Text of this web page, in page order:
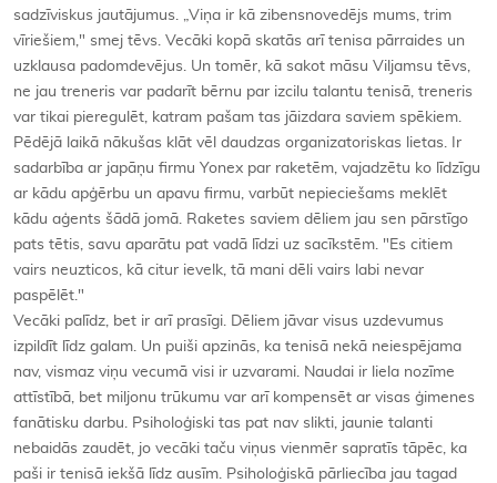
sadzīviskus jautājumus. „Viņa ir kā zibensnovedējs mums, trim
vīriešiem," smej tēvs. Vecāki kopā skatās arī tenisa pārraides un
uzklausa padomdevējus. Un tomēr, kā sakot māsu Viljamsu tēvs,
ne jau treneris var padarīt bērnu par izcilu talantu tenisā, treneris
var tikai pieregulēt, katram pašam tas jāizdara saviem spēkiem.
Pēdējā laikā nākušas klāt vēl daudzas organizatoriskas lietas. Ir
sadarbība ar japāņu firmu Yonex par raketēm, vajadzētu ko līdzīgu
ar kādu apģērbu un apavu firmu, varbūt nepieciešams meklēt
kādu aģents šādā jomā. Raketes saviem dēliem jau sen pārstīgo
pats tētis, savu aparātu pat vadā līdzi uz sacīkstēm. "Es citiem
vairs neuzticos, kā citur ievelk, tā mani dēli vairs labi nevar
paspēlēt."
Vecāki palīdz, bet ir arī prasīgi. Dēliem jāvar visus uzdevumus
izpildīt līdz galam. Un puiši apzinās, ka tenisā nekā neiespējama
nav, vismaz viņu vecumā visi ir uzvarami. Naudai ir liela nozīme
attīstībā, bet miljonu trūkumu var arī kompensēt ar visas ģimenes
fanātisku darbu. Psiholoģiski tas pat nav slikti, jaunie talanti
nebaidās zaudēt, jo vecāki taču viņus vienmēr sapratīs tāpēc, ka
paši ir tenisā iekšā līdz ausīm. Psiholoģiskā pārliecība jau tagad